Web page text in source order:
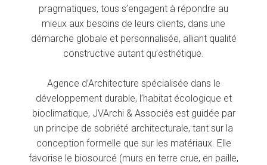
pragmatiques, tous s’engagent à répondre au
mieux aux besoins de leurs clients, dans une
démarche globale et personnalisée, alliant qualité
constructive autant qu’esthétique.
Agence d’Architecture spécialisée dans le
développement durable, l’habitat écologique et
bioclimatique, JVArchi & Associés est guidée par
un principe de sobriété architecturale, tant sur la
conception formelle que sur les matériaux. Elle
favorise le biosourcé (murs en terre crue, en paille,